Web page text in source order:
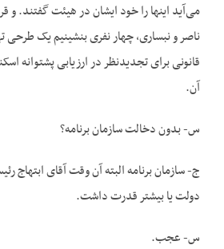
می‌آید اینها را خود ایشان در هیئت گفتند. و
ناصر و نبساری، چهار نفری بنشینیم یک طرحی
قانونی برای تجدیدنظر در ارزیابی پشتوانه
آن.
س- بدون دخالت سازمان برنامه؟
ج- سازمان برنامه البته آن وقت آقای ابتهاج
دولت یا بیشتر قدرت داشت.
س- عجب.